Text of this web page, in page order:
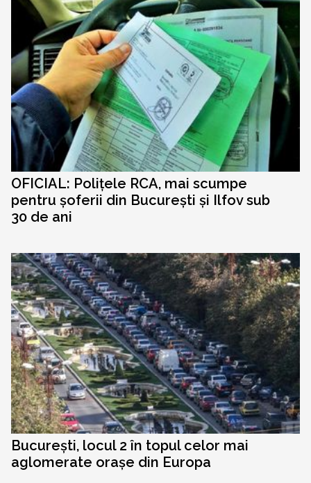
OFICIAL: Polițele RCA, mai scumpe
pentru șoferii din București și Ilfov sub
30 de ani
București, locul 2 în topul celor mai
aglomerate orașe din Europa